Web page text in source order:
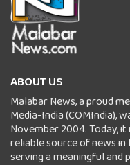
ABOUT US
Malabar News, a proud
Media-India (COMIndia),
November 2004. Today,
reliable source of news in
serving a meaningful